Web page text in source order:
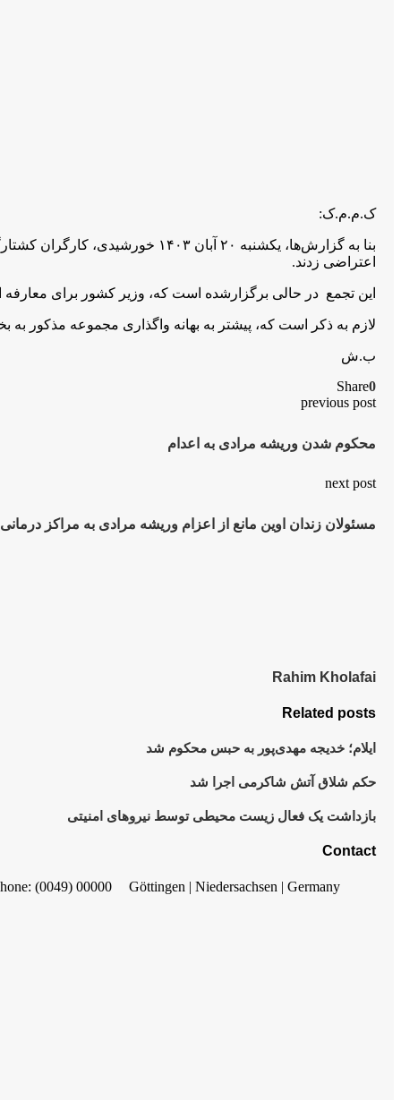
ک.م.م.ک:
اعتراضی زدند.
این تجمع در حالی برگزارشده است که، وزیر کشور برای معارفه
لازم به ذکر است که، پیشتر به بهانه واگذاری مجموعه مذکور
ب.ش
Share0
previous post
محکوم شدن وریشه مرادی به اعدام
next post
مسئولان زندان اوین مانع از اعزام وریشه مرادی به مراکز
Rahim Kholafai
Related posts
ایلام؛ خدیجه مهدی‌پور به حبس محکوم شد
حکم شلاق آتش شاکرمی اجرا شد
بازداشت یک فعال زیست محیطی توسط نیروهای امنیتی
Contact
Göttingen | Niedersachsen | Germany
(0049) 00000